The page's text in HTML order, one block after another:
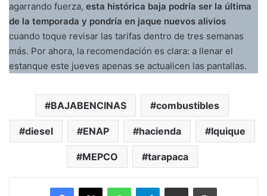
agarrando fuerza, esta histórica baja podría ser la última
de la temporada y pondría en jaque nuevos alivios
cuando toque revisar las tarifas dentro de tres semanas
más. Por ahora, la recomendación es clara: a llenar el
estanque este jueves apenas se actualicen las pantallas.
BAJABENCINAS combustibles
diesel ENAP hacienda Iquique
MEPCO tarapaca
Facebook
X WhatsAppTelegramEnviar vía email Imprimir